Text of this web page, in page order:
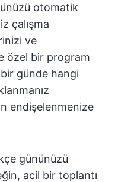
otomatik
çalışma
ve
özel bir program
günde hangi
endişelenmenize
gününüzü
acil bir toplantı